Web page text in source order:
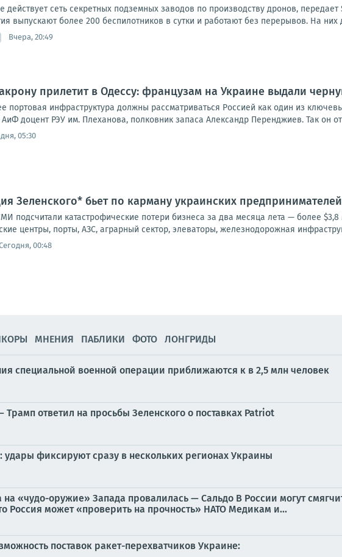
действует сеть секретных подземных заводов по производству дронов,
выпускают более 200 беспилотников в сутки и работают без перерывов. На
Вчера, 20:49
прилетит в Одессу: французам на Украине выдали
портовая инфраструктура должны рассматриваться Россией как один из
АиФ доцент РЭУ им. Плеханова, полковник запаса Александр Перенджиев. Так он
05:30
Зеленского* бьет по карману украинских предпринимателей
подсчитали катастрофические потери бизнеса за два месяца лета — более
центры, порты, АЗС, аграрный сектор, элеваторы, железнодорожная
00:48
МНЕНИЯ ПАБЛИКИ ФОТО ЛОНГРИДЫ
специальной военной операции приближаются к в 2,5 млн человек
ответил на просьбы Зеленского о поставках Patriot
фиксируют сразу в нескольких регионах Украины
на «чудо-оружие» Запада провалилась — Сальдо В России могут
Россия может «проверить на прочность» НАТО Медикам и...
поставок ракет-перехватчиков Украине: